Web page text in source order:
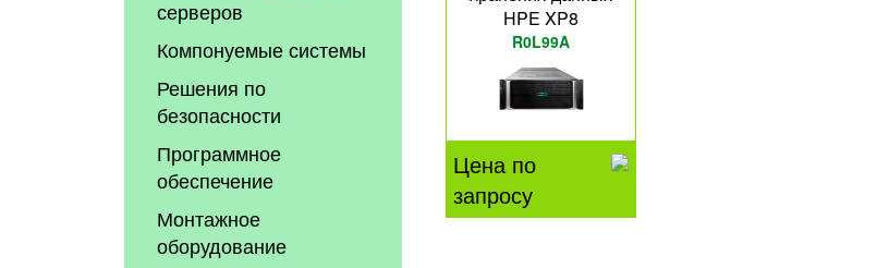
серверов
Компонуемые системы
Решения по
безопасности
Программное
обеспечение
Монтажное
оборудование
HPE XP8
R0L99A
Цена по
запросу